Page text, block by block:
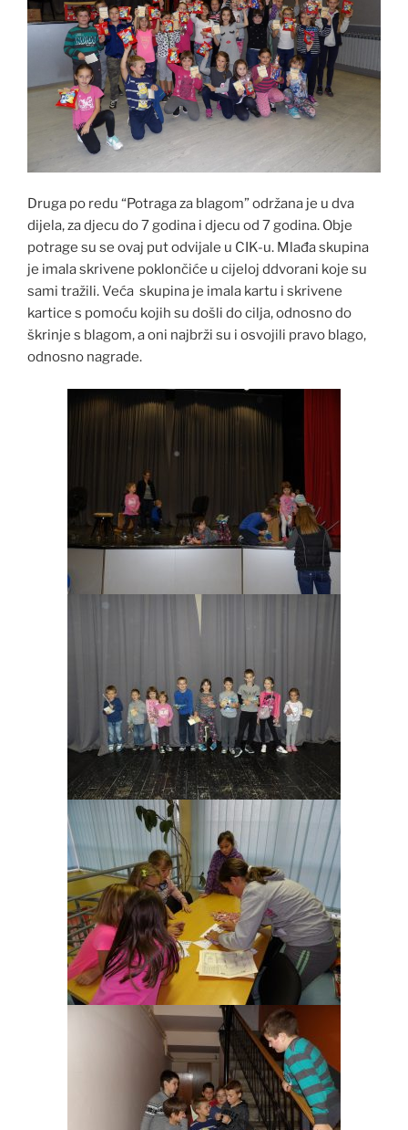
Druga po redu “Potraga za blagom” održana je u dva
dijela, za djecu do 7 godina i djecu od 7 godina. Obje
potrage su se ovaj put odvijale u CIK-u. Mlađa skupina
je imala skrivene poklončiće u cijeloj ddvorani koje su
sami tražili. Veća skupina je imala kartu i skrivene
kartice s pomoću kojih su došli do cilja, odnosno do
škrinje s blagom, a oni najbrži su i osvojili pravo blago,
odnosno nagrade.